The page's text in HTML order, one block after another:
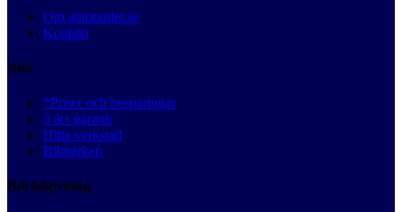
Om autobutler.se
Kontakt
Info
*Priser och besparingar
3 års garanti
Hitta verkstad
Bilmärken
Bilrådgivning